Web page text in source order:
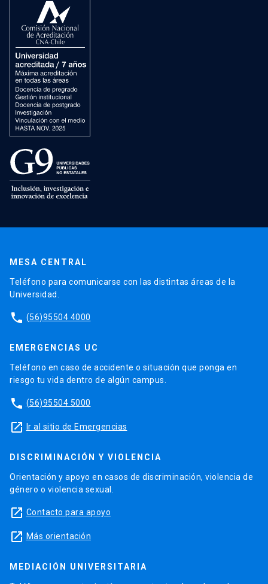
MESA CENTRAL
Teléfono para comunicarse con las distintas áreas de la
Universidad.
phone (56)95504 4000
EMERGENCIAS UC
Teléfono en caso de accidente o situación que ponga en
riesgo tu vida dentro de algún campus.
phone (56)95504 5000
launch Ir al sitio de Emergencias
DISCRIMINACIÓN Y VIOLENCIA
Orientación y apoyo en casos de discriminación, violencia de
género o violencia sexual.
launch Contacto para apoyo
launch Más orientación
MEDIACIÓN UNIVERSITARIA